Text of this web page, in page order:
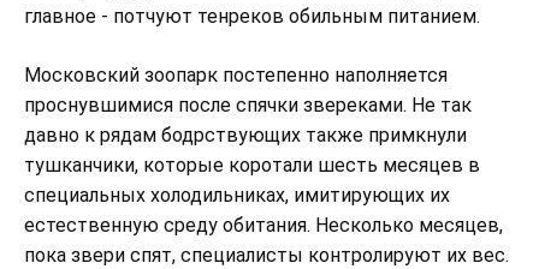
главное - потчуют тенреков обильным питанием.
Московский зоопарк постепенно наполняется
проснувшимися после спячки звереками. Не так
давно к рядам бодрствующих также примкнули
тушканчики, которые коротали шесть месяцев в
специальных холодильниках, имитирующих их
естественную среду обитания. Несколько месяцев,
пока звери спят, специалисты контролируют их вес.